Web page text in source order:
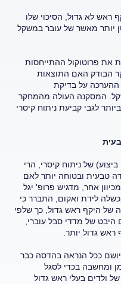
ראש לא גדול, הסיכוי שלו
יותר מאשר של עובר במשקל
את פרוטוקול ההתייחסות
הבודק האם התוצאות
על בדיקת
המסקנה העולה מהמחקר
לגבי קביעת ניתוח קיסרי
של ניתוח קיסרי, הרי
טבעית ובטוחה יותר לאם
אחר, מדגיש פרופ' יגל
לידת ואקום, התברר כי
של היקף ראש גדול, כך שלפי
של מדדי סבל עוברי,
ראש גדול יותר.
ככל הנראה בהדסה כבר
ומחשבה בכדי לסגל
ולדים בעלי ראש גדול